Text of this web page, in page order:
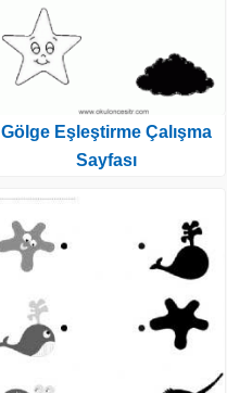
Gölge Eşleştirme Çalışma
Sayfası